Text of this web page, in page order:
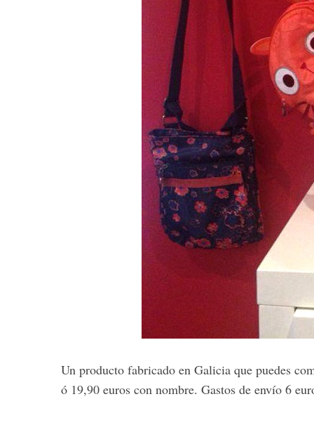
Un producto fabricado en Galicia que puedes
ó 19,90 euros con nombre. Gastos de envío 6